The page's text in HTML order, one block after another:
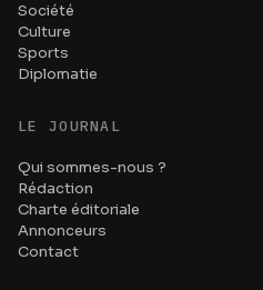
Société
Culture
Sports
Diplomatie
LE JOURNAL
Qui sommes-nous ?
Rédaction
Charte éditoriale
Annonceurs
Contact